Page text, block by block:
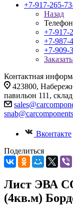
+7-917-265-
Назад
+7-917-
+7-987-
+7-909-
Контактная
423800,
павильон 111,
Вконтакте
Поделиться
Лист ЭВА
(4кв.м)